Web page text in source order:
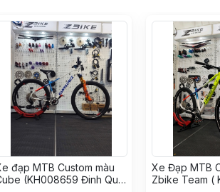
28.6 - DÀY 10mm
xe đạp địa
32T (full bộ 6 món) Made in
PRO (Freehub) - Micro SPLINE
đạp MTB Custom màu
(KH008659 Đinh Quý
Xe Đạp MTB
Zbike Team (